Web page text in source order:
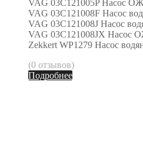
VAG 03C121005P Насос ОЖ
VAG 03C121008F Насос
VAG 03C121008J Насос
VAG 03C121008JX Насос
Zekkert WP1279 Насос
(0 отзывов)
Подробнее